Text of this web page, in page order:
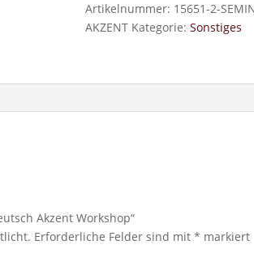
Artikelnummer: 15651-2-
AKZENT Kategorie:Sonstiges
Akzent Workshop“
Erforderliche Felder sind mit* markiert